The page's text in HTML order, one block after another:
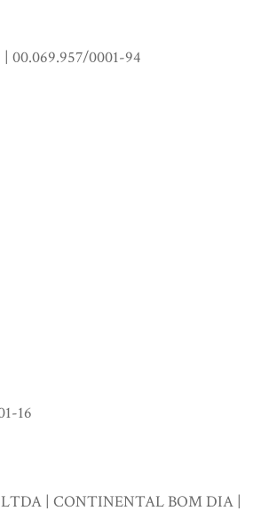
00.069.957/0001-94
16
| CONTINENTAL BOM DIA |